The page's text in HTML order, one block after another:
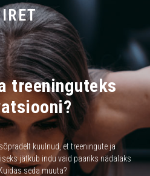
treeninguteks
kuulnud, et treeningute ja
jätkub indu vaid paariks nädalaks
seda muuta?